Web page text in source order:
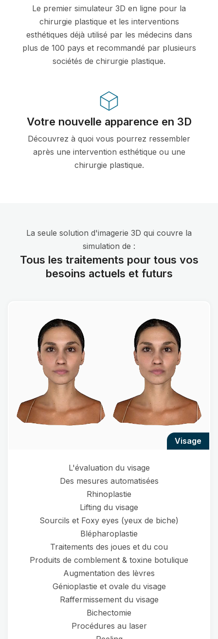
Le premier simulateur 3D en ligne pour la
chirurgie plastique et les interventions
esthétiques déjà utilisé par les médecins dans
plus de 100 pays et recommandé par plusieurs
sociétés de chirurgie plastique.
Votre nouvelle apparence en 3D
Découvrez à quoi vous pourrez ressembler
après une intervention esthétique ou une
chirurgie plastique.
La seule solution d'imagerie 3D qui couvre la
simulation de :
Tous les traitements pour tous vos
besoins actuels et futurs
visage
L'évaluation du visage
Des mesures automatisées
Rhinoplastie
Lifting du visage
Sourcils et Foxy eyes (yeux de biche)
Blépharoplastie
Traitements des joues et du cou
Produits de comblement & toxine botulique
Augmentation des lèvres
Génioplastie et ovale du visage
Raffermissement du visage
Bichectomie
Procédures au laser